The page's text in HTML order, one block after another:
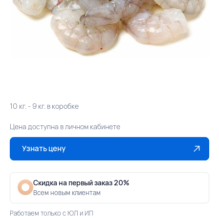
10 кг. - 9 кг. в коробке
Цена доступна в личном кабинете
Узнать цену
Скидка на первый заказ 20%
Всем новым клиентам
Работаем только с ЮЛ и ИП